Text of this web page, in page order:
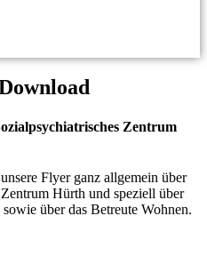
Zentrum
Flyer ganz allgemein über
Hürth und speziell über
über das Betreute Wohnen.